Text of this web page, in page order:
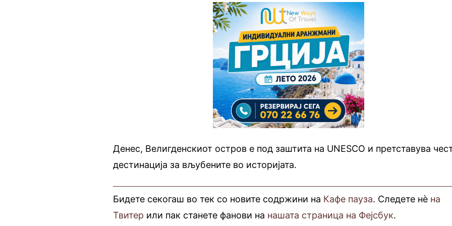
Денес, Велигденскиот остров е под заштита на UNESCO и претставува
дестинација за вљубените во историјата.
Бидете секогаш во тек со новите содржини на Кафе пауза. Следете нè на
Твитер или пак станете фанови на нашата страница на Фејсбук.